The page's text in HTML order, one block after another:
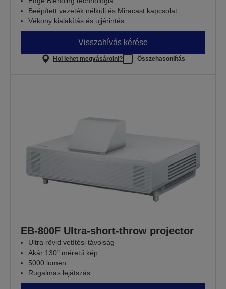
Beépített vezeték nélküli és Miracast kapcsolat
Vékony kialakítás és ujjérintés
Visszahívás kérése
Hol lehet megvásárolni? Összehasonlítás
EB-800F Ultra-short-throw projector
Ultra rövid vetítési távolság
Akár 130" méretű kép
5000 lumen
Rugalmas lejátszás